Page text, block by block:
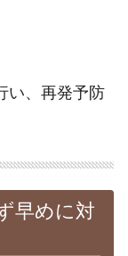
い、再発予防
早めに対